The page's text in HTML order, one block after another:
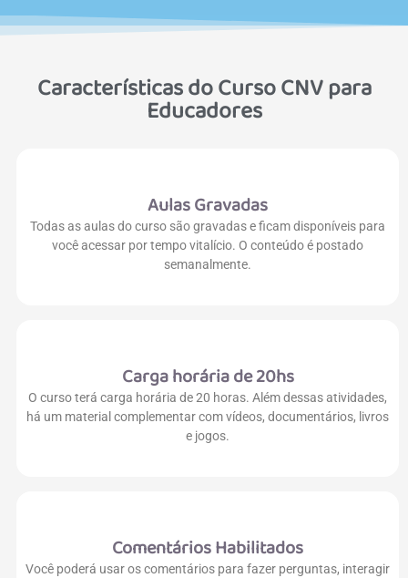
Características do Curso CNV para
Educadores
Aulas Gravadas
Todas as aulas do curso são gravadas e ficam disponíveis para
você acessar por tempo vitalício. O conteúdo é postado
semanalmente.
Carga horária de 20hs
O curso terá carga horária de 20 horas. Além dessas atividades,
há um material complementar com vídeos, documentários, livros
e jogos.
Comentários Habilitados
Você poderá usar os comentários para fazer perguntas, interagir